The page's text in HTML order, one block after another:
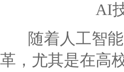
AI
随着人工智能
革，尤其是在高